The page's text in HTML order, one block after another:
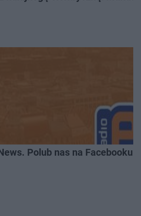
Polub nas na Facebooku!